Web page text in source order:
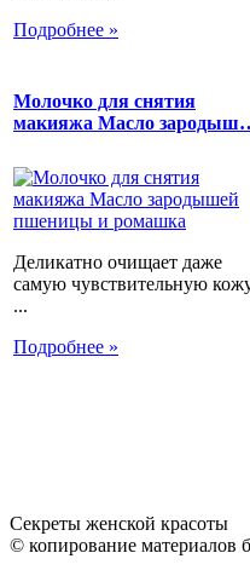
Подробнее »
Молочко для снятия
макияжа Масло
Деликатно очищает даже
самую чувствительную
...
Подробнее »
Секреты женской красоты
© копирование материалов